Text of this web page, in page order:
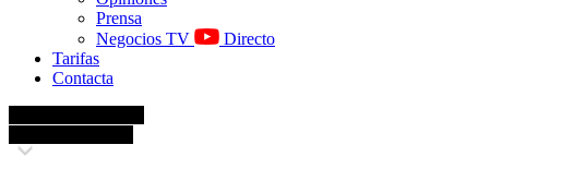
Prensa
Negocios TV
Directo
Tarifas
Contacta